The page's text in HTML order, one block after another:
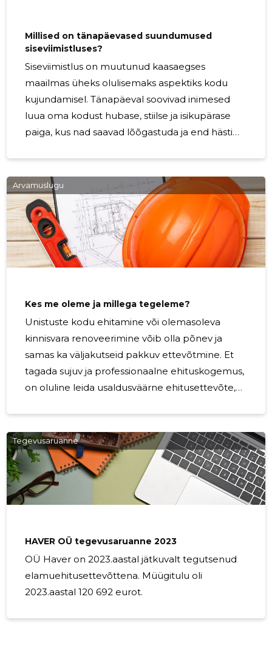
Millised on tänapäevased suundumused
siseviimistluses?
Siseviimistlus on muutunud kaasaegses
maailmas üheks olulisemaks aspektiks kodu
kujundamisel. Tänapäeval soovivad inimesed
luua oma kodust hubase, stiilse ja isikupärase
paiga, kus nad saavad lõõgastuda ja end hästi
inspireerivad disainereid ja koduomanikke üle
maailma. Selles artiklis vaatleme mõningaid
tänapäevaseid suundumusi siseviimistluses, mis
on populaarsed ja pakuvad võimalusi kujundada
unikaalseid sisekeskkondi. 1. Looduslähedased
materjalid ja värvid: Looduslikud materjalid, nagu
Arvamuslugu
Kes me oleme ja millega tegeleme?
Unistuste kodu ehitamine või olemasoleva
kinnisvara renoveerimine võib olla põnev ja
samas ka väljakutseid pakkuv ettevõtmine. Et
tagada sujuv ja professionaalne ehituskogemus,
on oluline leida usaldusväärne ehitusettevõte,
Unistate uuest kodust, mis peegeldab täpselt
Teie maitset ja vajadusi? Meie meeskond aitab
teil luua just sellise kodu, millest olete alati
unistanud. Alates projekteerimisest kuni
valmimiseni hoolitseme igakülgselt kõikide
Tegevusaruanne
HAVER OÜ tegevusaruanne 2023
OÜ Haver on 2023.aastal jätkuvalt tegutsenud
elamuehitusettevõttena. Müügitulu oli
2023.aastal 120 692 eurot.